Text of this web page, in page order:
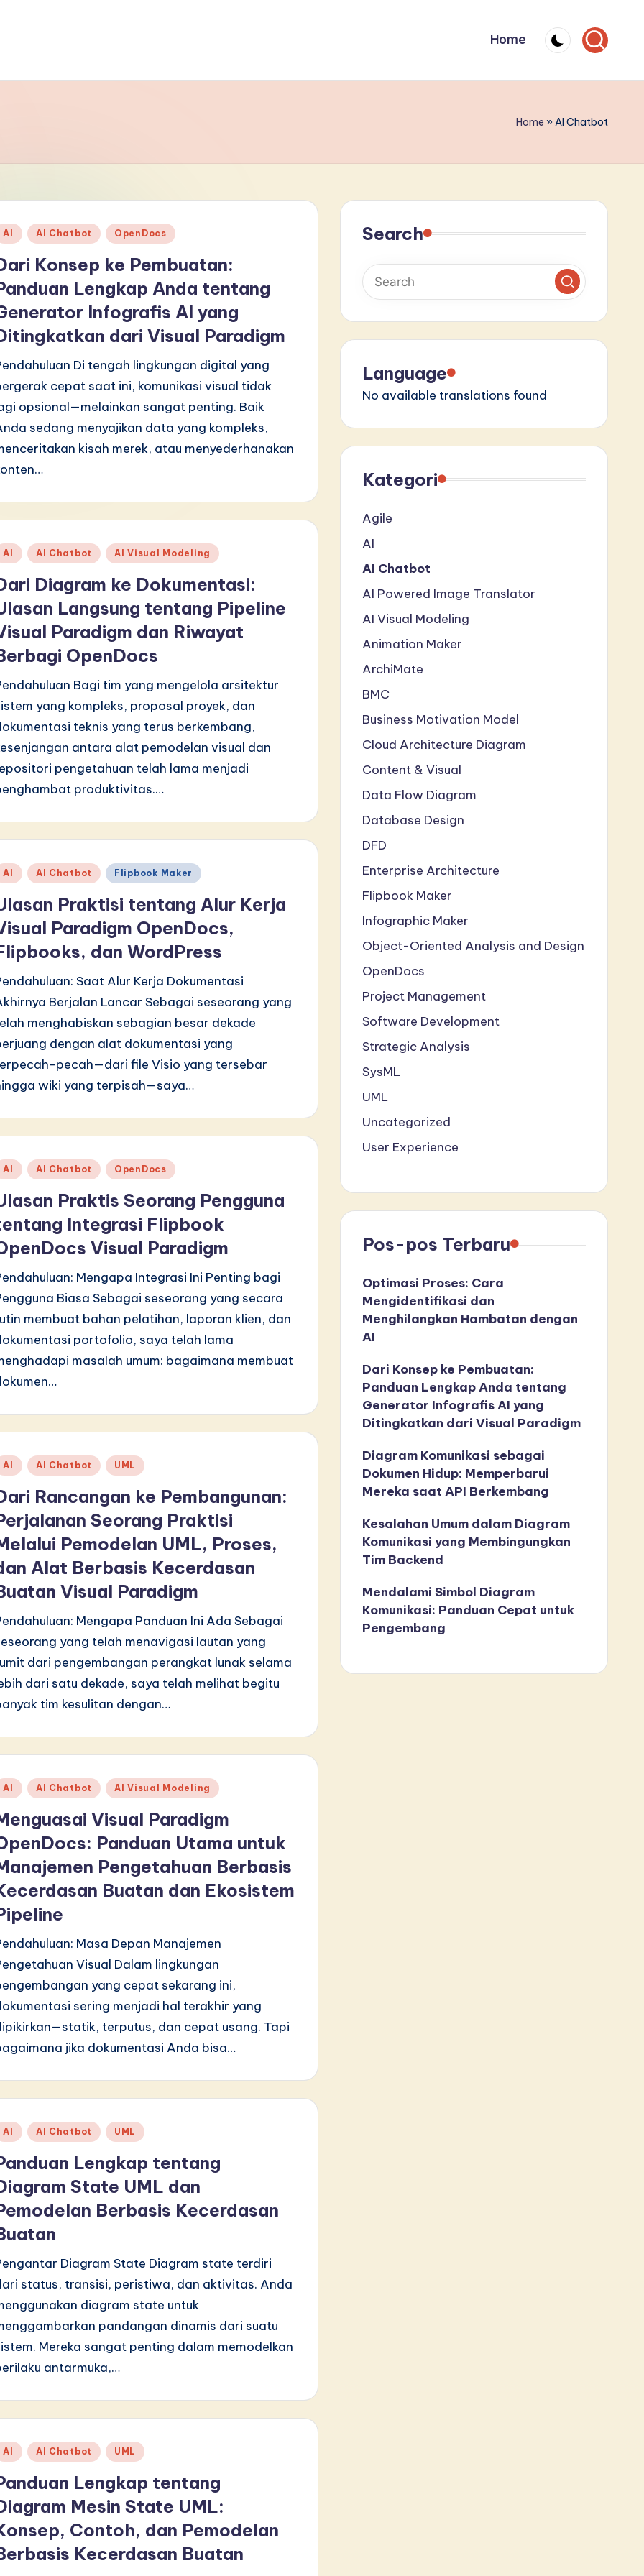
Home
Home »AI Chatbot
AI AI Chatbot OpenDocs
Konsep ke Pembuatan:
Lengkap Anda tentang
Infografis AI yang
dari Visual Paradigm
Di tengah lingkungan digital yang
cepat saat ini, komunikasi visual tidak
opsional—melainkan sangat penting. Baik
sedang menyajikan data yang kompleks,
kisah merek, atau menyederhanakan
AI AI Chatbot AI Visual Modeling
Diagram ke Dokumentasi:
Langsung tentang Pipeline
Paradigm dan Riwayat
OpenDocs
Bagi tim yang mengelola arsitektur
yang kompleks, proposal proyek, dan
teknis yang terus berkembang,
antara alat pemodelan visual dan
pengetahuan telah lama menjadi
produktivitas.…
AI AI Chatbot Flipbook Maker
Praktisi tentang Alur Kerja
Paradigm OpenDocs,
dan WordPress
Saat Alur Kerja Dokumentasi
Berjalan Lancar Sebagai seseorang yang
menghabiskan sebagian besar dekade
dengan alat dokumentasi yang
pecah—dari file Visio yang tersebar
wiki yang terpisah—saya…
AI AI Chatbot OpenDocs
Praktis Seorang Pengguna
Integrasi Flipbook
Visual Paradigm
Mengapa Integrasi Ini Penting bagi
Biasa Sebagai seseorang yang secara
membuat bahan pelatihan, laporan klien, dan
portofolio, saya telah lama
masalah umum: bagaimana membuat
AI AI Chatbot UML
Rancangan ke Pembangunan:
Seorang Praktisi
Pemodelan UML, Proses,
Alat Berbasis Kecerdasan
Visual Paradigm
Mengapa Panduan Ini Ada Sebagai
yang telah menavigasi lautan yang
dari pengembangan perangkat lunak selama
dari satu dekade, saya telah melihat begitu
tim kesulitan dengan…
AI AI Chatbot AI Visual Modeling
Visual Paradigm
Panduan Utama untuk
Pengetahuan Berbasis
Buatan dan Ekosistem
Masa Depan Manajemen
Visual Dalam lingkungan
yang cepat sekarang ini,
sering menjadi hal terakhir yang
terputus, dan cepat usang. Tapi
jika dokumentasi Anda bisa…
AI AI Chatbot UML
Lengkap tentang
State UML dan
Berbasis Kecerdasan
Diagram State Diagram state terdiri
status, transisi, peristiwa, dan aktivitas. Anda
diagram state untuk
pandangan dinamis dari suatu
Mereka sangat penting dalam memodelkan
antarmuka,…
AI AI Chatbot UML
Lengkap tentang
Mesin State UML:
Contoh, dan Pemodelan
Kecerdasan Buatan
Search
Language
No available translations found
Kategori
Agile
AI
AI Chatbot
AI Powered Image Translator
AI Visual Modeling
Animation Maker
ArchiMate
BMC
Business Motivation Model
Cloud Architecture Diagram
Content & Visual
Data Flow Diagram
Database Design
DFD
Enterprise Architecture
Flipbook Maker
Infographic Maker
Object-Oriented Analysis and Design
OpenDocs
Project Management
Software Development
Strategic Analysis
SysML
UML
Uncategorized
User Experience
Pos-pos Terbaru
Optimasi Proses: Cara
Mengidentifikasi dan
Menghilangkan Hambatan dengan
AI
Dari Konsep ke Pembuatan:
Panduan Lengkap Anda tentang
Generator Infografis AI yang
Ditingkatkan dari Visual Paradigm
Diagram Komunikasi sebagai
Dokumen Hidup: Memperbarui
Mereka saat API Berkembang
Kesalahan Umum dalam Diagram
Komunikasi yang Membingungkan
Tim Backend
Mendalami Simbol Diagram
Komunikasi: Panduan Cepat untuk
Pengembang